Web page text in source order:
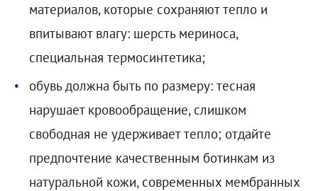
материалов, которые сохраняют тепло и
впитывают влагу: шерсть мериноса,
специальная термосинтетика;
обувь должна быть по размеру: тесная
нарушает кровообращение, слишком
свободная не удерживает тепло; отдайте
предпочтение качественным ботинкам из
натуральной кожи, современных мембранных